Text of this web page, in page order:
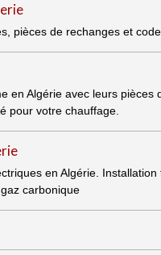
pièces de rechanges et
en Algérie avec leurs pièces
pour votre chauffage.
en Algérie.
carbonique